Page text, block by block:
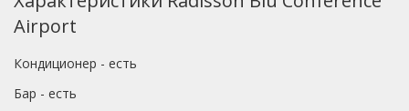
Airport
Кондиционер - есть
Бар - есть